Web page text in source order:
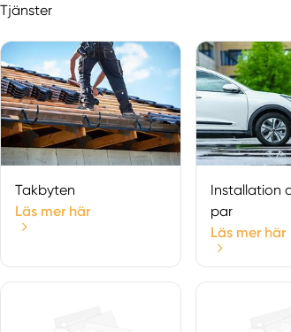
Tjänster
Takbyten
Läs mer här
Installation
par
Läs mer här